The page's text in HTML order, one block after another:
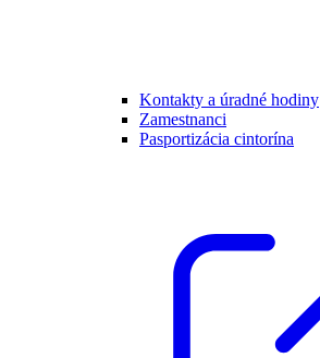
Kontakty a úradné hodiny
Zamestnanci
Pasportizácia cintorína